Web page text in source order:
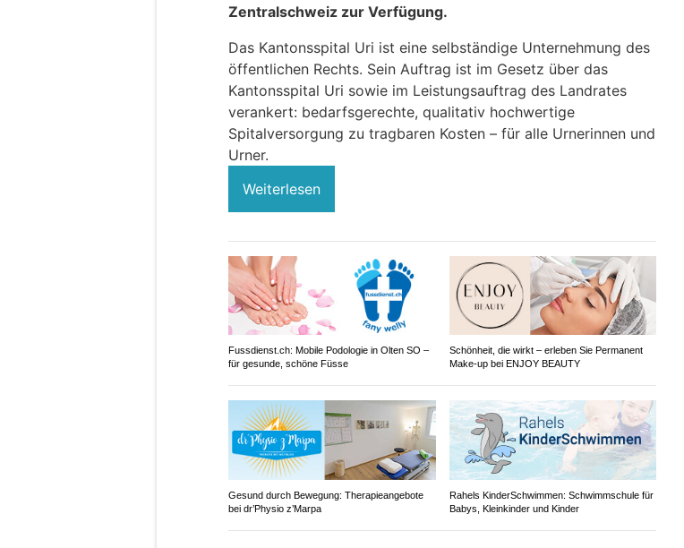
Zentralschweiz zur Verfügung.
Das Kantonsspital Uri ist eine selbständige Unternehmung des
öffentlichen Rechts. Sein Auftrag ist im Gesetz über das
Kantonsspital Uri sowie im Leistungsauftrag des Landrates
verankert: bedarfsgerechte, qualitativ hochwertige
Spitalversorgung zu tragbaren Kosten – für alle Urnerinnen und
Urner.
Weiterlesen
Fussdienst.ch: Mobile Podologie in Olten SO –
für gesunde, schöne Füsse
Schönheit, die wirkt – erleben Sie Permanent
Make-up bei ENJOY BEAUTY
Gesund durch Bewegung: Therapieangebote
bei dr’Physio z’Marpa
Rahels KinderSchwimmen: Schwimmschule für
Babys, Kleinkinder und Kinder